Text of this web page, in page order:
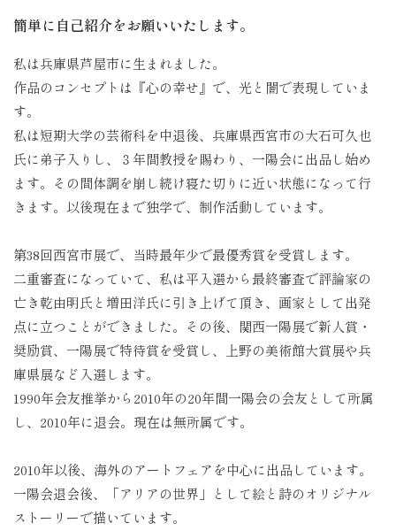
簡単に自己紹介をお願いいたします。
私は兵庫県芦屋市に生まれました。
作品のコンセプトは『心の幸せ』で、光と闇で表現していま
す。
私は短期大学の芸術科を中退後、兵庫県西宮市の大石可久也
氏に弟子入りし、３年間教授を賜わり、一陽会に出品し始め
ます。その間体調を崩し続け寝た切りに近い状態になって行
きます。以後現在まで独学で、制作活動しています。
第38回西宮市展で、当時最年少で最優秀賞を受賞します。
二重審査になっていて、私は平入選から最終審査で評論家の
亡き乾由明氏と増田洋氏に引き上げて頂き、画家として出発
点に立つことができました。その後、関西一陽展で新人賞・
奨励賞、一陽展で特待賞を受賞し、上野の美術館大賞展や兵
庫県展など入選します。
1990年会友推挙から2010年の20年間一陽会の会友として所属
し、2010年に退会。現在は無所属です。
2010年以後、海外のアートフェアを中心に出品しています。
一陽会退会後、「アリアの世界」として絵と詩のオリジナル
ストーリーで描いています。